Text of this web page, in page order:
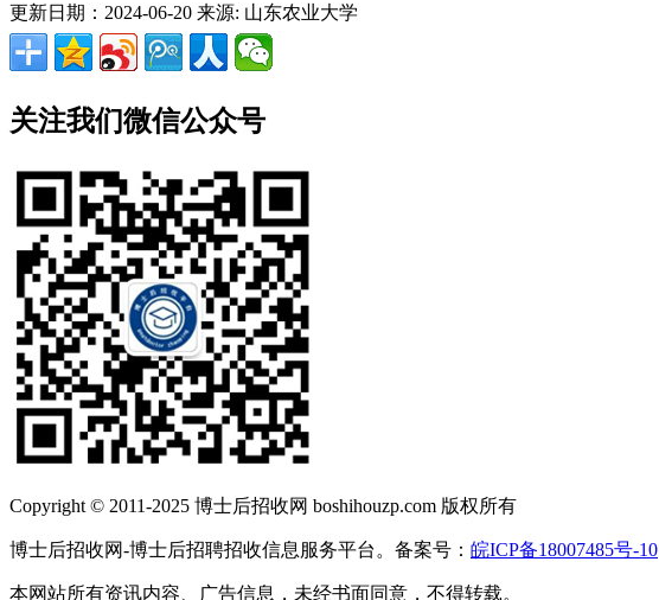
更新日期：2024-06-20 来源: 山东农业大学
关注我们微信公众号
Copyright © 2011-2025 博士后招收网 boshihouzp.com 版权所有
博士后招收网-博士后招聘招收信息服务平台。备案号： 皖ICP备18007485号-10
本网站所有资讯内容、广告信息，未经书面同意，不得转载。